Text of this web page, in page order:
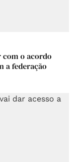
com o acordo
a federação